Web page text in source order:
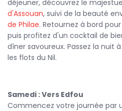
Entre les visites, profitez des
bord. Détendez-vous au bord de
spectacles traditionnels en
ateliers culinairesoù vous
égyptiens authentiques.
découvrir des saveurs locales et
déjeuner, découvrez le
d'Assouan, suivi de la beauté
de Philae. Retournez à bord
puis profitez d'un cocktail de
dîner savoureux. Passez la nuit
les flots du Nil.
Samedi : Vers Edfou
Commencez votre journée par